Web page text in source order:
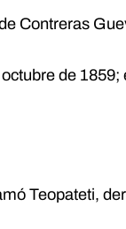
Contreras
de 1859;
Teopateti,